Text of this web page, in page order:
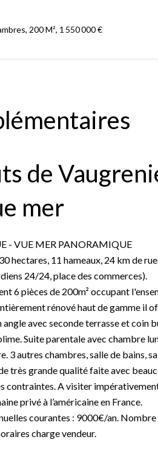
200 M², 1 550 000 €
de
mer
- VUE MER PANORAMIQUE
hectares, 11 hameaux, 24 km de
24/24, place des commerces).
6 pièces de 200m² occupant
rénové haut de gamme il
avec seconde terrasse et coin
Suite parentale avec chambre
3 autres chambres, salle de bains,
très grande qualité faite avec
contraintes. A visiter
privé à l’américaine en France.
courantes : 9000€/an. Nombre
charge vendeur.